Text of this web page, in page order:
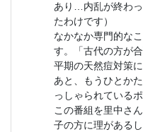
あり…内乱が終わ
たわけです）
なかなか専門的な
す。「古代の方が
平期の天然痘対策
あと、もうひとか
っしゃられている
この番組を里中さ
子の方に理がある